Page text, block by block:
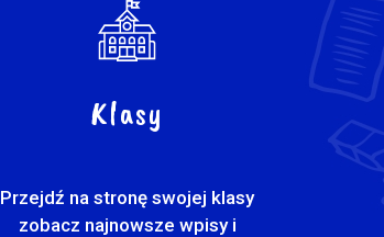
Klasy
Przejdź na stronę swojej klasy
zobacz najnowsze wpisy i